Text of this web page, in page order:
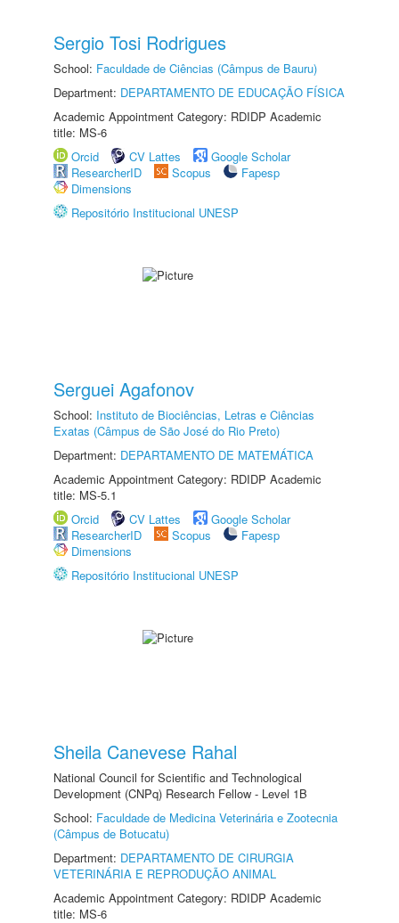
Sergio Tosi Rodrigues
School: Faculdade de Ciências (Câmpus de Bauru)
Department: DEPARTAMENTO DE EDUCAÇÃO FÍSICA
Academic Appointment Category: RDIDP Academic
title: MS-6
Orcid
CV Lattes
Google Scholar
ResearcherID
Scopus
Fapesp
Dimensions
Repositório Institucional UNESP
Serguei Agafonov
School: Instituto de Biociências, Letras e Ciências
Exatas (Câmpus de São José do Rio Preto)
Department: DEPARTAMENTO DE MATEMÁTICA
Academic Appointment Category: RDIDP Academic
title: MS-5.1
Orcid
CV Lattes
Google Scholar
ResearcherID
Scopus
Fapesp
Dimensions
Repositório Institucional UNESP
Sheila Canevese Rahal
National Council for Scientific and Technological
Development (CNPq) Research Fellow - Level 1B
School: Faculdade de Medicina Veterinária e Zootecnia
(Câmpus de Botucatu)
Department: DEPARTAMENTO DE CIRURGIA
VETERINÁRIA E REPRODUÇÃO ANIMAL
Academic Appointment Category: RDIDP Academic
title: MS-6